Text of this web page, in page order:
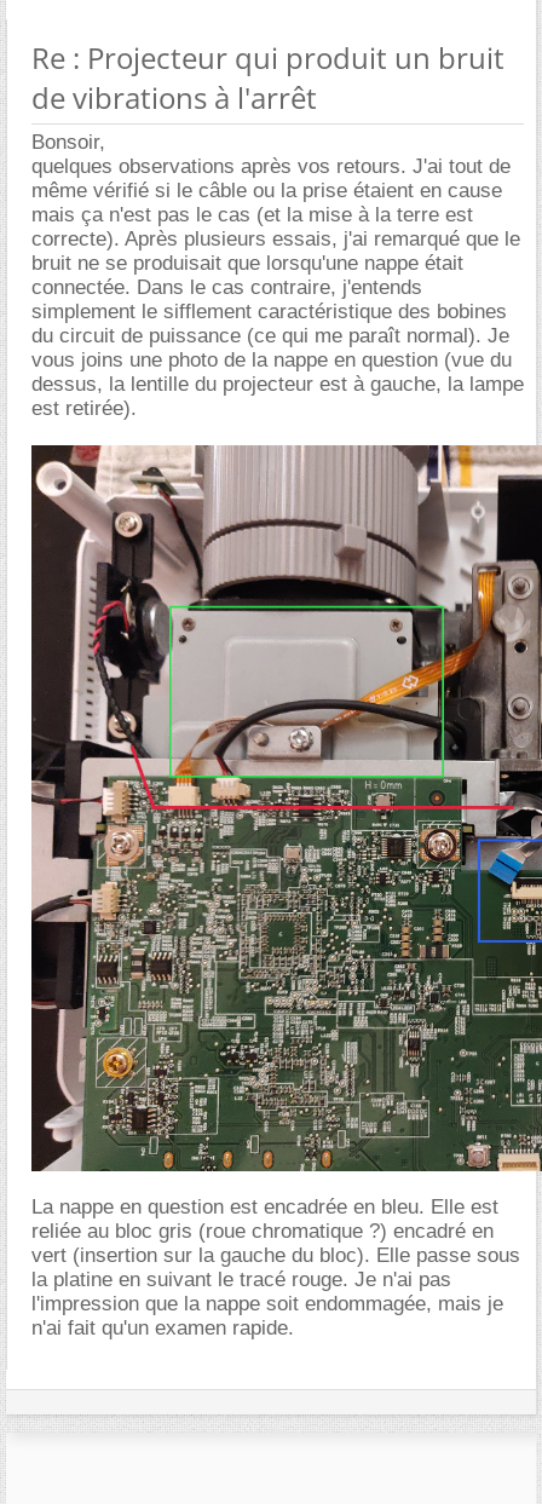
Re : Projecteur qui produit un bruit
de vibrations à l'arrêt
Bonsoir,
quelques observations après vos retours. J'ai tout de
même vérifié si le câble ou la prise étaient en cause
mais ça n'est pas le cas (et la mise à la terre est
correcte). Après plusieurs essais, j'ai remarqué que le
bruit ne se produisait que lorsqu'une nappe était
connectée. Dans le cas contraire, j'entends
simplement le sifflement caractéristique des bobines
du circuit de puissance (ce qui me paraît normal). Je
vous joins une photo de la nappe en question (vue du
dessus, la lentille du projecteur est à gauche, la lampe
est retirée).
La nappe en question est encadrée en bleu. Elle est
reliée au bloc gris (roue chromatique ?) encadré en
vert (insertion sur la gauche du bloc). Elle passe sous
la platine en suivant le tracé rouge. Je n'ai pas
l'impression que la nappe soit endommagée, mais je
n'ai fait qu'un examen rapide.